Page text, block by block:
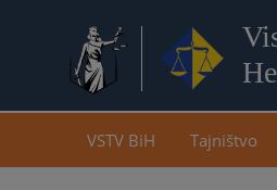
VSTV BiH Tajništvo